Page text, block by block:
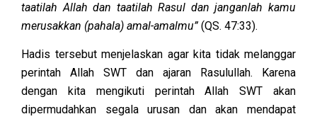
taatilah Allah dan taatilah Rasul dan janganlah kamu
merusakkan (pahala) amal-amalmu”(QS. 47:33).
Hadis tersebut menjelaskan agar kita tidak melanggar
perintah Allah SWT dan ajaran Rasulullah. Karena
dengan kita mengikuti perintah Allah SWT akan
dipermudahkan segala urusan dan akan mendapat